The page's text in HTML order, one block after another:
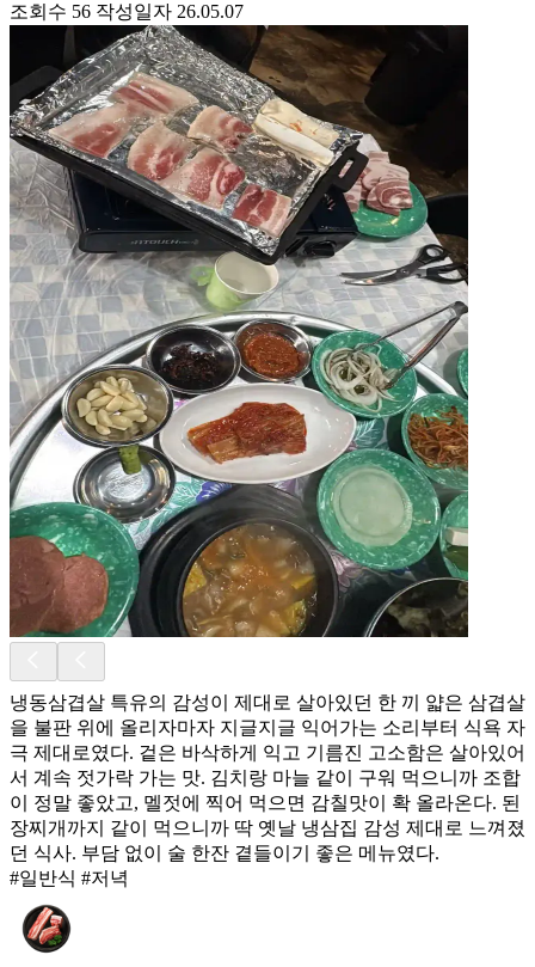
조회수 56 작성일자 26.05.07
냉동삼겹살 특유의 감성이 제대로 살아있던 한 끼 얇은 삼겹살
을 불판 위에 올리자마자 지글지글 익어가는 소리부터 식욕 자
극 제대로였다. 겉은 바삭하게 익고 기름진 고소함은 살아있어
서 계속 젓가락 가는 맛. 김치랑 마늘 같이 구워 먹으니까 조합
이 정말 좋았고, 멜젓에 찍어 먹으면 감칠맛이 확 올라온다. 된
장찌개까지 같이 먹으니까 딱 옛날 냉삼집 감성 제대로 느껴졌
던 식사. 부담 없이 술 한잔 곁들이기 좋은 메뉴였다.
#일반식 #저녁